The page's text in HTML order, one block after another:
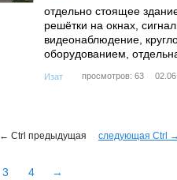
отдельно стоящее
решётки на окнах,
видеонаблюдение,
оборудованием,
Изат просмотров: 63
← Ctrl предыдущая следующая Ctrl →
3 4 →